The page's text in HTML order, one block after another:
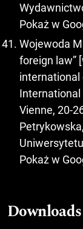
Pokaż w
Wojewoda
foreign law”
international
International
Vienne, 20-
Pokaż w
Downloads